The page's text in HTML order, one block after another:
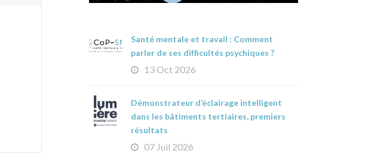
Santé mentale et travail : Comment
parler de ses difficultés psychiques ?
13 Oct 2026
Démonstrateur d’éclairage intelligent
dans les bâtiments tertiaires, premiers
résultats
07 Juil 2026